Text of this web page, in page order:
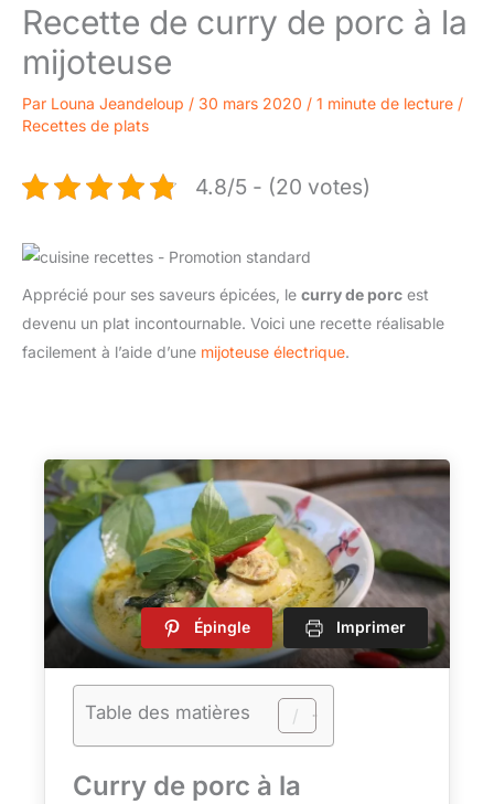
Recette de curry de porc à la
mijoteuse
Par Louna Jeandeloup / 30 mars 2020 / 1 minute de lecture /
Recettes de plats
4.8/5 - (20 votes)
Apprécié pour ses saveurs épicées, le curry de porc est
devenu un plat incontournable. Voici une recette réalisable
facilement à l’aide d’une mijoteuse électrique.
Épingle Imprimer
Table des matières
Curry de porc à la